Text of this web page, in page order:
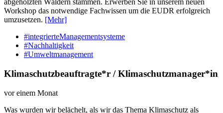
abgeholzten Wäldern stammen. Erwerben Sie in unserem neuen
Workshop das notwendige Fachwissen um die EUDR erfolgreich
umzusetzen. [Mehr]
#integrierteManagementsysteme
#Nachhaltigkeit
#Umweltmanagement
Klimaschutzbeauftragte*r / Klimaschutzmanager*in
vor einem Monat
Was wurden wir belächelt, als wir das Thema Klimaschutz als